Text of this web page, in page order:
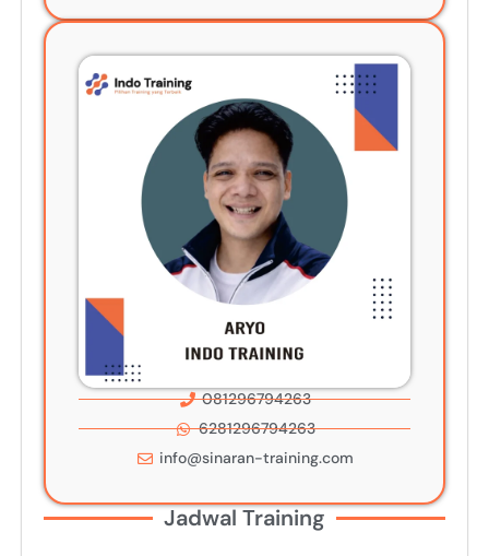
081296794263
6281296794263
info@sinaran-training.com
Jadwal Training